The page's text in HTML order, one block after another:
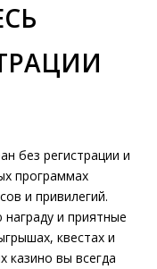
без регистрации и
программах
и привилегий.
и приятные
квестах и
казино вы всегда